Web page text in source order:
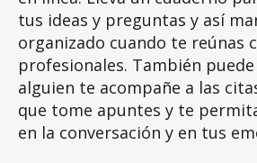
tus ideas y preguntas y así
organizado cuando te reúnas
profesionales. También
alguien te acompañe a las
que tome apuntes y te
en la conversación y en tus